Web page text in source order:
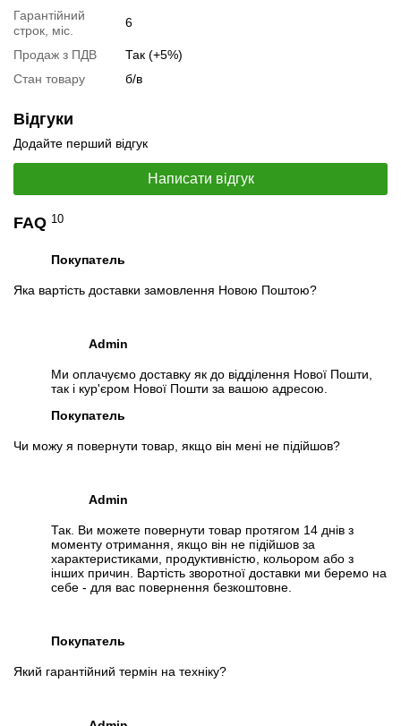
📧Запит оптової ціни
Слідкувати в Instagram
Слідкувати на Facebook
Гарантійний
строк, міс.
6
Продаж з ПДВ
Так (+5%)
Стан товару
б/в
Відгуки
Додайте перший відгук
Написати відгук
FAQ 10
Покупатель
Яка вартість доставки замовлення Новою Поштою?
Admin
Ми оплачуємо доставку як до відділення Нової Пошти,
так і кур'єром Нової Пошти за вашою адресою.
Покупатель
Чи можу я повернути товар, якщо він мені не підійшов?
Admin
Так. Ви можете повернути товар протягом 14 днів з
моменту отримання, якщо він не підійшов за
характеристиками, продуктивністю, кольором або з
інших причин. Вартість зворотної доставки ми беремо на
себе - для вас повернення безкоштовне.
Покупатель
Який гарантійний термін на техніку?